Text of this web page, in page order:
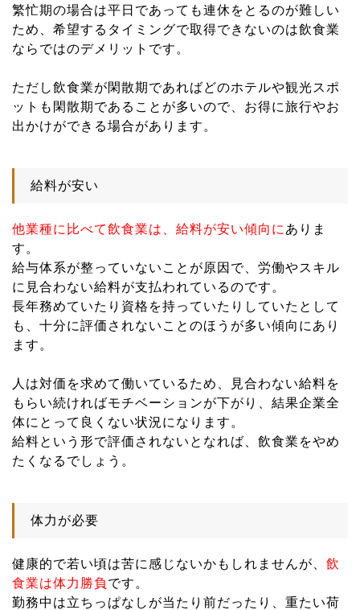
繁忙期の場合は平日であっても連休をとるのが難しい
ため、希望するタイミングで取得できないのは飲食業
ならではのデメリットです。
ただし飲食業が閑散期であればどのホテルや観光スポ
ットも閑散期であることが多いので、お得に旅行やお
出かけができる場合があります。
給料が安い
他業種に比べて飲食業は、給料が安い傾向に ありま
す。
給与体系が整っていないことが原因で、労働やスキル
に見合わない給料が支払われているのです。
長年務めていたり資格を持っていたりしていたとして
も、十分に評価されないことのほうが多い傾向にあり
ます。
人は対価を求めて働いているため、見合わない給料を
もらい続ければモチベーションが下がり、結果企業全
体にとって良くない状況になります。
給料という形で評価されないとなれば、飲食業をやめ
たくなるでしょう。
体力が必要
健康的で若い頃は苦に感じないかもしれませんが、 飲
食業は体力勝負 です。
勤務中は立ちっぱなしが当たり前だったり、重たい荷